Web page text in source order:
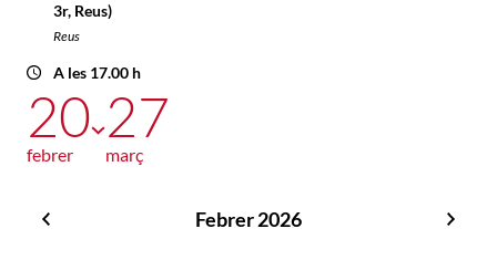
3r, Reus)
Reus
A les 17.00 h
20
febrer
27
març
Febrer 2026